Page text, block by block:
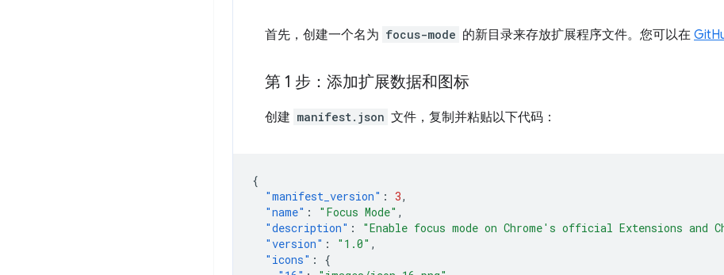
首先，创建一个名为 focus-mode 的新目录来存放扩展程序文件。您可以在
第 1 步：添加扩展数据和图标
创建 manifest.json 文件，复制并粘贴以下代码：
{
"manifest_version" : 3,
"name" : "Focus Mode" ,
"description" : "Enable focus mode on Chrome's official Extensions and
"version" : "1.0" ,
"icons" :
{